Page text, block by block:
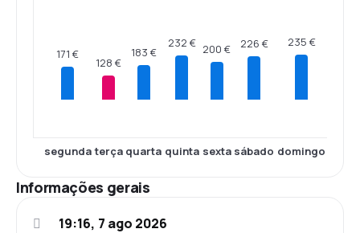
171 €
segunda
128 €
terça
183 €
quarta
232 €
quinta
200 €
sexta
226 €
sábado
235 €
domingo
Informações gerais
19:16, 7 ago 2026